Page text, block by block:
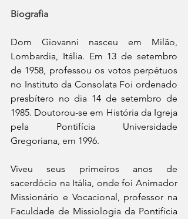
Biografia
Dom Giovanni nasceu em Milão,
Lombardia, Itália. Em 13 de setembro
de 1958, professou os votos perpétuos
no Instituto da Consolata Foi ordenado
presbítero no dia 14 de setembro de
1985. Doutorou-se em História da Igreja
pela Pontifícia Universidade
Gregoriana, em 1996.
Viveu seus primeiros anos de
sacerdócio na Itália, onde foi Animador
Missionário e Vocacional, professor na
Faculdade de Missiologia da Pontifícia